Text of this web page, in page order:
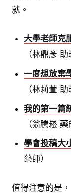
就。
大學老師克
（林鼎彥 助
一度想放棄
（林莉萱 助
我的第一篇
（翁騰崧 藥
學會投稿大
藥師）
值得注意的是